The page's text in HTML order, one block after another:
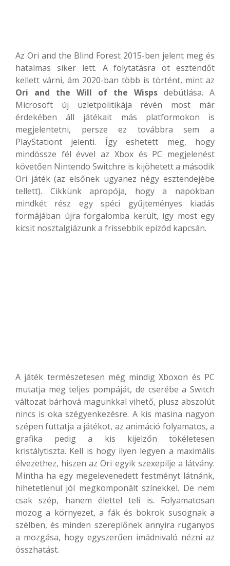
Az Ori and the Blind Forest 2015-ben jelent meg és
hatalmas siker lett. A folytatásra öt esztendőt
kellett várni, ám 2020-ban több is történt, mint az
Ori and the Will of the Wisps debütlása. A
Microsoft új üzletpolitikája révén most már
érdekében áll játékait más platformokon is
megjelentetni, persze ez továbbra sem a
PlayStationt jelenti. Így eshetett meg, hogy
mindössze fél évvel az Xbox és PC megjelenést
követően Nintendo Switchre is kijöhetett a második
Ori játék (az elsőnek ugyanez négy esztendejébe
tellett). Cikkünk apropója, hogy a napokban
mindkét rész egy spéci gyűjteményes kiadás
formájában újra forgalomba került, így most egy
kicsit nosztalgiázunk a frissebbik epizód kapcsán.
A játék természetesen még mindig Xboxon és PC
mutatja meg teljes pompáját, de cserébe a Switch
változat bárhová magunkkal vihető, plusz abszolút
nincs is oka szégyenkezésre. A kis masina nagyon
szépen futtatja a játékot, az animáció folyamatos, a
grafika pedig a kis kijelzőn tökéletesen
kristálytiszta. Kell is hogy ilyen legyen a maximális
élvezethez, hiszen az Ori egyik szexepilje a látvány.
Mintha ha egy megelevenedett festményt látnánk,
hihetetlenül jól megkomponált színekkel. De nem
csak szép, hanem élettel teli is. Folyamatosan
mozog a környezet, a fák és bokrok susognak a
szélben, és minden szereplőnek annyira ruganyos
a mozgása, hogy egyszerűen imádnivaló nézni az
összhatást.